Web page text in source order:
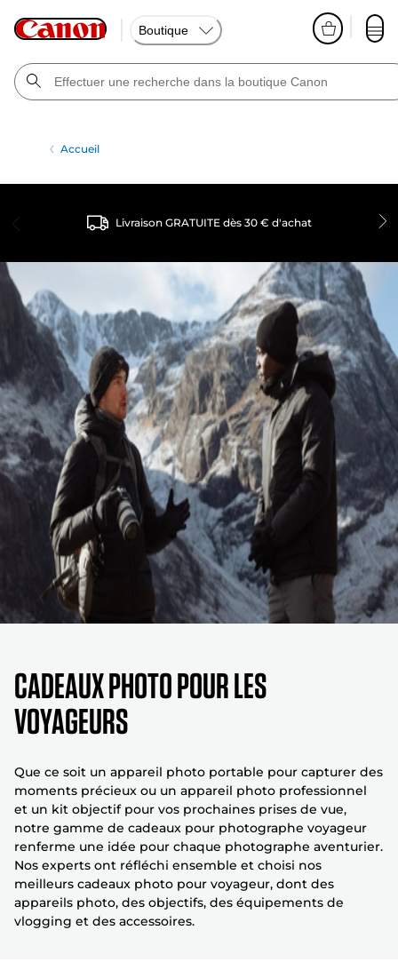
Boutique
Accueil
Livraison GRATUITE dès 30 € d'achat
CADEAUX PHOTO POUR LES
VOYAGEURS
Que ce soit un appareil photo portable pour capturer des
moments précieux ou un appareil photo professionnel
et un kit objectif pour vos prochaines prises de vue,
notre gamme de cadeaux pour photographe voyageur
renferme une idée pour chaque photographe aventurier.
Nos experts ont réfléchi ensemble et choisi nos
meilleurs cadeaux photo pour voyageur, dont des
appareils photo, des objectifs, des équipements de
vlogging et des accessoires.